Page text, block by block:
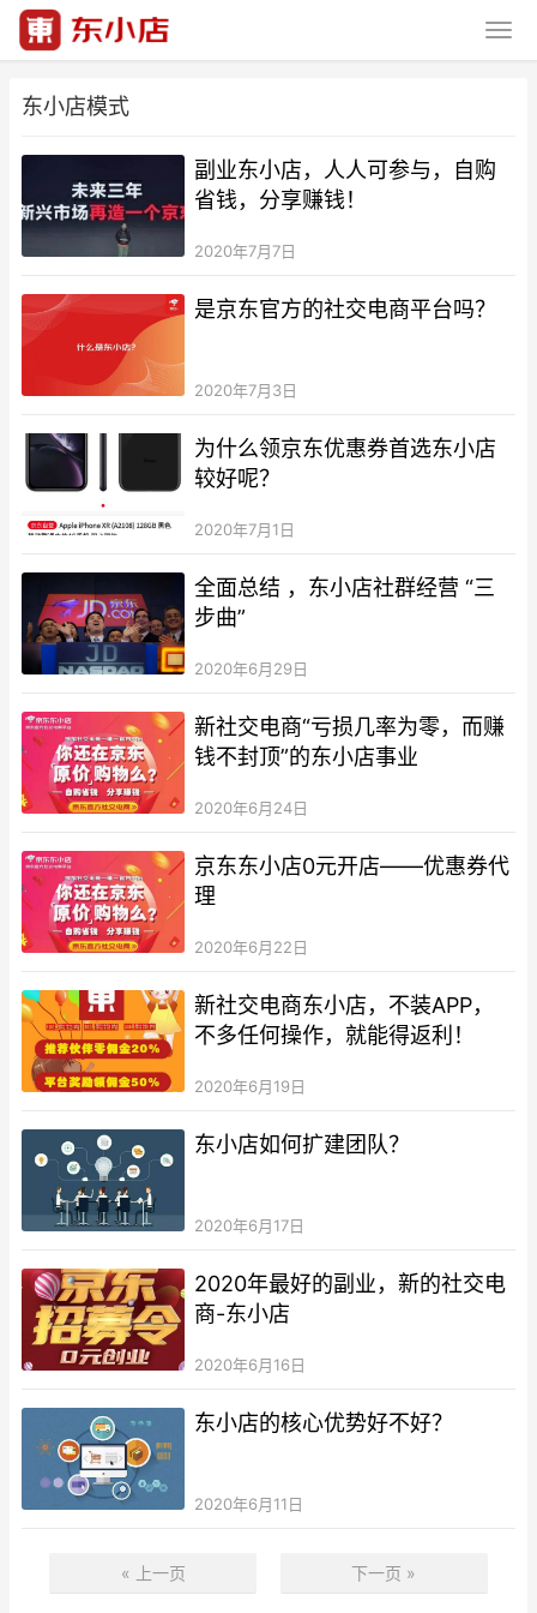
东小店模式
副业东小店，人人可参与，自购
省钱，分享赚钱！
2020年7月7日
是京东官方的社交电商平台吗？
2020年7月3日
为什么领京东优惠券首选东小店
较好呢？
2020年7月1日
全面总结 ，东小店社群经营 “三
步曲”
2020年6月29日
新社交电商“亏损几率为零，而赚
钱不封顶”的东小店事业
2020年6月24日
京东东小店0元开店——优惠券代
理
2020年6月22日
新社交电商东小店，不装APP，
不多任何操作，就能得返利！
2020年6月19日
东小店如何扩建团队？
2020年6月17日
2020年最好的副业，新的社交电
商-东小店
2020年6月16日
东小店的核心优势好不好？
2020年6月11日
« 上一页 下一页 »